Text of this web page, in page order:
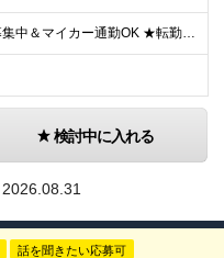
★横浜、大阪で募集中＆マイカー通勤OK ★転勤はありません ★希望の勤務地に配属します 【本社】 神奈川県横浜市戸塚区矢部町65 イェルコローレビル1F 【大阪オフィス】 大阪府大阪市北区池田町2
検討中に入れる
2026.08.31
話を聞きたい応募可